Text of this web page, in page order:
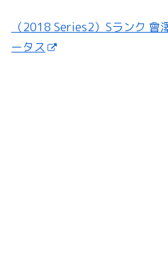
（2018 Series2）Sランク 會
ータス